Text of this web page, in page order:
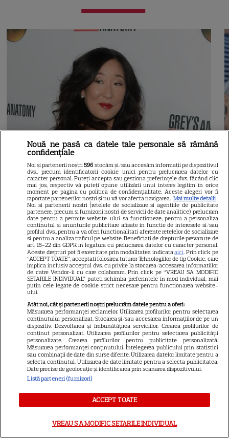
21
SERIALE AMERICANE
Sandra Oh dezvăluie de ce a
plecat din „Anatomia lui Grey”.
Discuția cu Shonda Rhimes
care a schimbat totul pentru
Cristina Yang
ARTICOLE PARTENERI
Nouă ne pasă ca datele tale personale să rămână
confidențiale
Noi și partenerii noștri596 stocăm și/sau accesăm informații pe dispozitivul
dvs., precum identificatorii cookie unici pentru prelucrarea datelor cu
caracter personal. Puteți accepta sau gestiona preferințele dvs. făcând clic
mai jos, respectiv vă puteți opune utilizării unui interes legitim în orice
moment pe pagina cu politica de confidențialitate. Aceste alegeri vor fi
raportate partenerilor noștri și nu vă vor afecta navigarea. Mai multe detalii
Noi si partenerii nostri (retelele de socializare si agentiile de publicitate
partenere, precum si furnizorii nostri de servicii de date analitice) prelucram
date pentru a permite website-ului sa functioneze, pentru a personaliza
continutul si anunturile publicitare afisate in functie de interesele si/sau
profilul dvs., pentru a va oferi functionalitati aferente retelelor de socializare
si pentru a analiza traficul pe website. Beneficiati de drepturile prevazute de
art. 15-22 din GDPR in legatura cu prelucrarea datelor cu caracter personal.
Aceste drepturi pot fi exercitate prin modalitatea indicataaici. Prin click pe
“ACCEPT TOATE”, acceptati folosirea tuturor Tehnologiilor de tip Cookie, care
implica inclusiv acceptul dvs. cu privire la stocarea/accesarea informatiilor
de catre Vendor-ii cu care colaboram. Prin click pe “VREAU SA MODIFIC
SETARILE INDIVIDUAL” puteti schimba preferintele in mod individual, mai
putin cele legate de cookie strict necesare pentru functionarea website-
ului.
Atât noi, cât și partenerii noștri prelucrăm datele pentru a oferi:
Măsurarea performanței reclamelor. Utilizarea profilurilor pentru selectarea
conținutului personalizat. Stocarea și/sau accesarea informațiilor de pe un
dispozitiv. Dezvoltarea și îmbunătățirea serviciilor. Crearea profilurilor de
conținut personalizat. Utilizarea profilurilor pentru selectarea publicității
personalizate. Crearea profilurilor pentru publicitate personalizată.
Măsurarea performanței conținutului. Înțelegerea publicului prin statistici
sau combinații de date din surse diferite. Utilizarea datelor limitate pentru a
selecta conținutul. Utilizarea de date limitate pentru a selecta publicitatea.
Date precise de geolocație și identificarea prin scanarea dispozitivului.
Listă parteneri (furnizori)
ACCEPT TOATE
VREAU SA MODIFIC SETARILE INDIVIDUAL